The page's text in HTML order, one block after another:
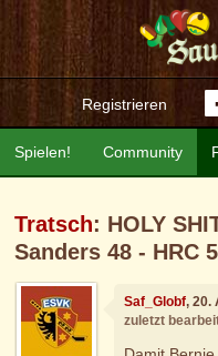
Registrieren
Community
Spielen!
Tratsch: HOLY
Sanders 48 - HRC
Saf_Globf, 20.
zuletzt